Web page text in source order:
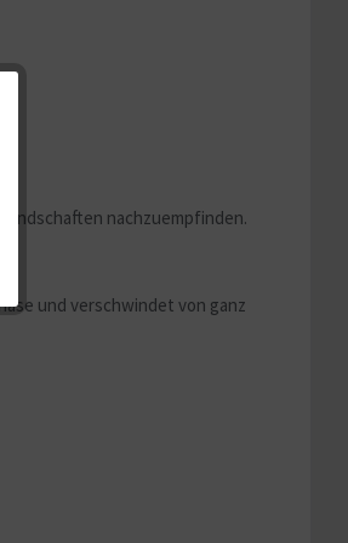
nachzuempfinden.
und verschwindet von ganz